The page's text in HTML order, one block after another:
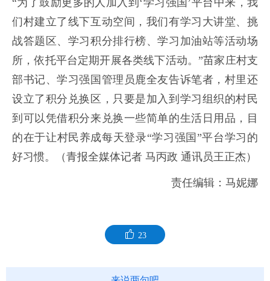
“为了鼓励更多的人加入到‘学习强国’平台中来，我
们村建立了线下互动空间，我们有学习大讲堂、挑
战答题区、学习积分排行榜、学习加油站等活动场
所，依托平台定期开展各类线下活动。”苗家庄村支
部书记、学习强国管理员鹿全友告诉笔者，村里还
设立了积分兑换区，只要是加入到学习组织的村民
到可以凭借积分来兑换一些简单的生活日用品，目
的在于让村民养成每天登录“学习强国”平台学习的
好习惯。（青报全媒体记者 马丙政 通讯员王正杰）
责任编辑：马妮娜
23